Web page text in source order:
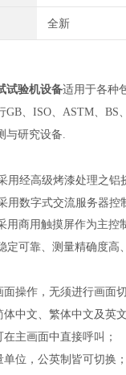
全新
试验机设备适用于各种
GB、ISO、ASTM、BS
与研究设备.
用经高级烤漆处理之铝
用数字式交流服务器控
用商用触摸屏作为主控
定可靠、测量精确度高
面操作，无须进行画面切
体中文、繁体中文及英
主画面中直接呼叫；
位，公英制皆可切换；